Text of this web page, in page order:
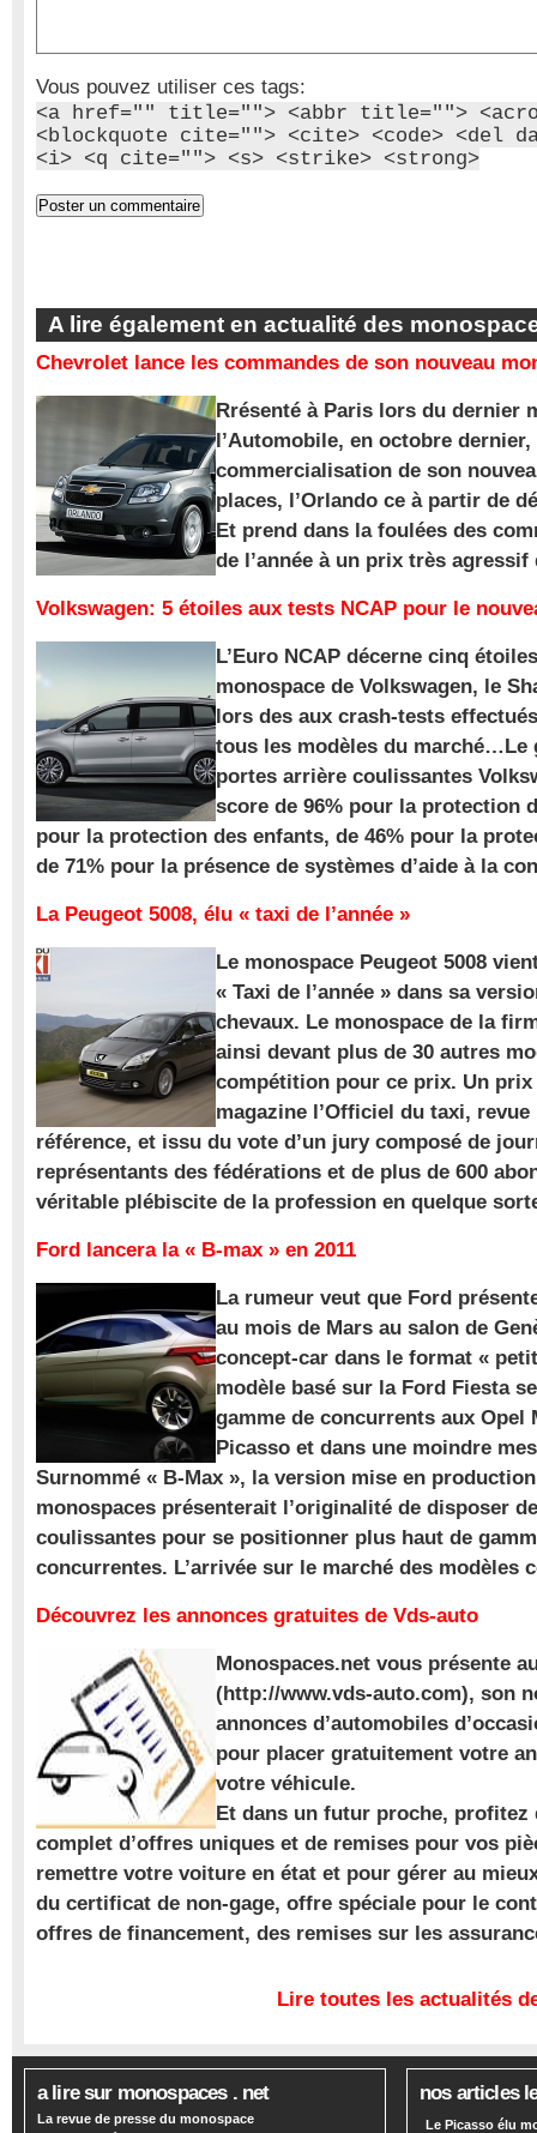
Vous pouvez utiliser ces tags:
<a href="" title=""> <abbr title="">
<blockquote cite=""> <cite> <code> <del
<i> <q cite=""> <s> <strike> <strong>
A lire également en actualité des
Chevrolet lance les commandes de son nouveau
Rrésenté à Paris lors du dernier
l’Automobile, en octobre
commercialisation de son
places, l’Orlando ce à partir de
Et prend dans la foulées des
de l’année à un prix très agressif
Volkswagen: 5 étoiles aux tests NCAP pour le
L’Euro NCAP décerne cinq
monospace de Volkswagen, le
lors des aux crash-tests
tous les modèles du marché…Le
portes arrière coulissantes
score de 96% pour la protection
pour la protection des enfants, de 46% pour la
de 71% pour la présence de systèmes d’aide à la
La Peugeot 5008, élu « taxi de l’année »
Le monospace Peugeot 5008
« Taxi de l’année » dans sa
chevaux. Le monospace de la
ainsi devant plus de 30 autres
compétition pour ce prix. Un
magazine l’Officiel du taxi,
référence, et issu du vote d’un jury composé de
représentants des fédérations et de plus de 600
véritable plébiscite de la profession en quelque
Ford lancera la « B-max » en 2011
La rumeur veut que Ford
au mois de Mars au salon de
concept-car dans le format «
modèle basé sur la Ford Fiesta
gamme de concurrents aux Opel
Picasso et dans une moindre
Surnommé « B-Max », la version mise en
monospaces présenterait l’originalité de disposer
coulissantes pour se positionner plus haut de
concurrentes. L’arrivée sur le marché des modèles
Découvrez les annonces gratuites de Vds-auto
Monospaces.net vous présente
(http://www.vds-auto.com), son
annonces d’automobiles
pour placer gratuitement votre
votre véhicule.
Et dans un futur proche, profitez
complet d’offres uniques et de remises pour vos
remettre votre voiture en état et pour gérer au
du certificat de non-gage, offre spéciale pour le
offres de financement, des remises sur les
Lire toutes les actualités
a lire sur monospaces . net
La revue de presse du monospace
nos articles
Le Picasso élu